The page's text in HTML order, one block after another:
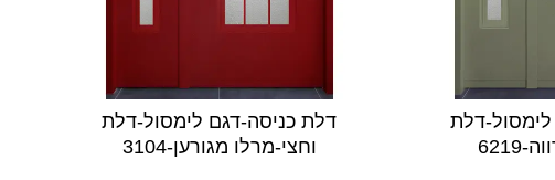
דלת
6219
דלת כניסה-דגם לימסול-דלת
וחצי-מרלו מגורען-3104